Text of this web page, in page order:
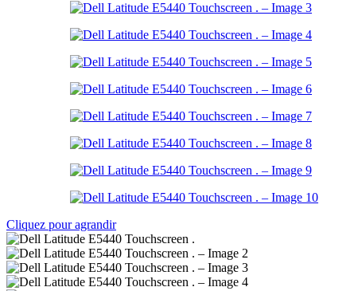
Cliquez pour agrandir